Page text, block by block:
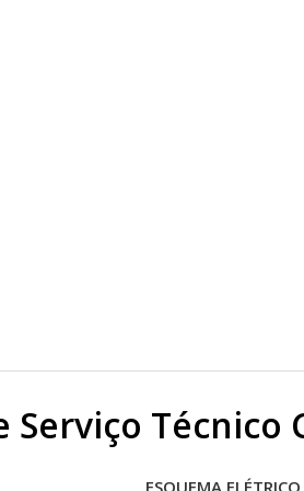
Serviço Técnico